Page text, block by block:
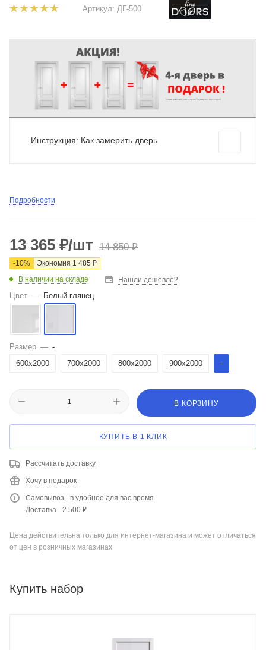
Артикул: ДГ-500
Инструкция: Как замерить дверь
Подробности
13 365 ₽/шт 14 850₽
-10% Экономия 1 485 ₽
В наличии на складе
Нашли дешевле?
Цвет — Белый глянец
Размер — -
600x2000
700x2000 800x2000 900x2000 -
В КОРЗИНУ
КУПИТЬ В 1 КЛИК
Рассчитать доставку
Хочу в подарок
Самовывоз - в удобное для вас время
Доставка - 2 500 ₽
Цена действительна только для интернет-магазина и может отличаться
от цен в розничных магазинах
Купить набор